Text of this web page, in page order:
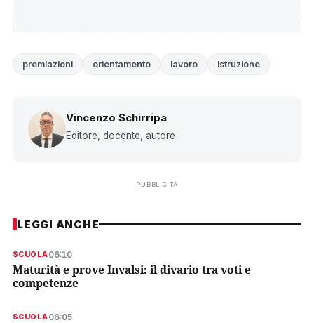
premiazioni orientamento lavoro istruzione
Vincenzo Schirripa
Editore, docente, autore
PUBBLICITÀ
LEGGI ANCHE
SCUOLA06:10
Maturità e prove Invalsi: il divario tra voti e
competenze
SCUOLA06:05